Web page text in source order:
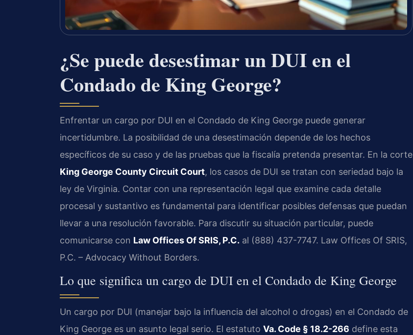
¿Se puede desestimar un DUI en el
Condado de King George?
Enfrentar un cargo por DUI en el Condado de King George puede generar
incertidumbre. La posibilidad de una desestimación depende de los hechos
específicos de su caso y de las pruebas que la fiscalía pretenda presentar. En la corte
King George County Circuit Court, los casos de DUI se tratan con seriedad bajo la
ley de Virginia. Contar con una representación legal que examine cada detalle
procesal y sustantivo es fundamental para identificar posibles defensas que puedan
llevar a una resolución favorable. Para discutir su situación particular, puede
comunicarse con Law Offices Of SRIS, P.C. al (888) 437-7747. Law Offices Of SRIS,
P.C. – Advocacy Without Borders.
Lo que significa un cargo de DUI en el Condado de King George
Un cargo por DUI (manejar bajo la influencia del alcohol o drogas) en el Condado de
King George es un asunto legal serio. El estatuto Va. Code § 18.2-266 define esta